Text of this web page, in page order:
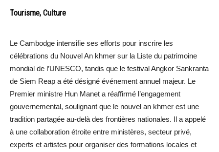
Tourisme, Culture
Le Cambodge intensifie ses efforts pour inscrire les
célébrations du Nouvel An khmer sur la Liste du patrimoine
mondial de l’UNESCO, tandis que le festival Angkor Sankranta
de Siem Reap a été désigné événement annuel majeur. Le
Premier ministre Hun Manet a réaffirmé l’engagement
gouvernemental, soulignant que le nouvel an khmer est une
tradition partagée au-delà des frontières nationales. Il a appelé
à une collaboration étroite entre ministères, secteur privé,
experts et artistes pour organiser des formations locales et